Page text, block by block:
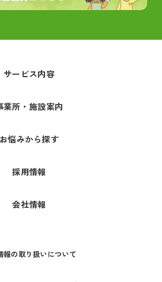
サービス内容
業所・施設案内
お悩みから探す
採用情報
会社情報
報の取り扱いについて